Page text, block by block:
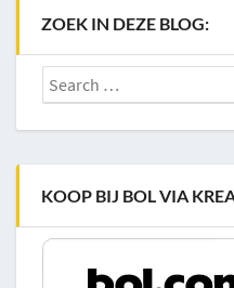
ZOEK IN DEZE BLOG:
Search
for:
KOOP BIJ BOL VIA